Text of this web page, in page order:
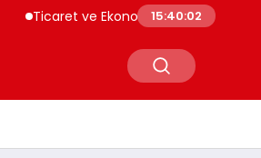
Ticaret ve Ekonomik Kulübü Genel
15:40:02